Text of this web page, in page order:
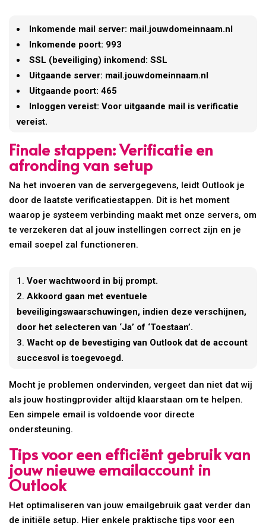
Inkomende mail server: mail.jouwdomeinnaam.nl
Inkomende poort: 993
SSL (beveiliging) inkomend: SSL
Uitgaande server: mail.jouwdomeinnaam.nl
Uitgaande poort: 465
Inloggen vereist: Voor uitgaande mail is verificatie
vereist.
Finale stappen: Verificatie en
afronding van setup
Na het invoeren van de servergegevens, leidt Outlook je
door de laatste verificatiestappen. Dit is het moment
waarop je systeem verbinding maakt met onze servers, om
te verzekeren dat al jouw instellingen correct zijn en je
email soepel zal functioneren.
Voer wachtwoord in bij prompt.
Akkoord gaan met eventuele
beveiligingswaarschuwingen, indien deze verschijnen,
door het selecteren van ‘Ja’ of ‘Toestaan’.
Wacht op de bevestiging van Outlook dat de account
succesvol is toegevoegd.
Mocht je problemen ondervinden, vergeet dan niet dat wij
als jouw hostingprovider altijd klaarstaan om te helpen.
Een simpele email is voldoende voor directe
ondersteuning.
Tips voor een efficiënt gebruik van
jouw nieuwe emailaccount in
Outlook
Het optimaliseren van jouw emailgebruik gaat verder dan
de initiële setup. Hier enkele praktische tips voor een